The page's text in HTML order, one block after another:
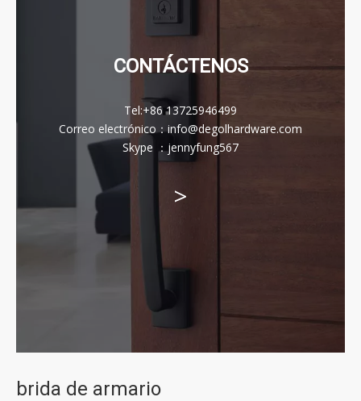
CONTÁCTENOS
Tel:+86 13725946499
Correo electrónico ： info@degolhardware.com
Skype ： jennyfung567
>
brida de armario